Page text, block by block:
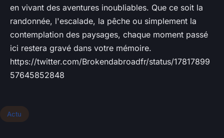
en vivant des aventures inoubliables. Que ce soit la
randonnée, l'escalade, la pêche ou simplement la
contemplation des paysages, chaque moment passé
ici restera gravé dans votre mémoire.
https://twitter.com/Brokendabroadfr/status/17817899
57645852848
Actu